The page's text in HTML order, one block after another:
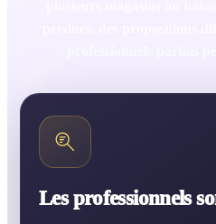
Les professionnels